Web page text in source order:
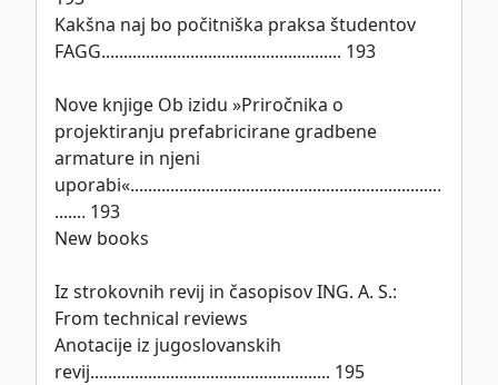
Kakšna naj bo počitniška praksa študentov
FAGG...................................................... 193
Nove knjige Ob izidu »Priročnika o
projektiranju prefabricirane gradbene
armature in njeni
uporabi«......................................................................
....... 193
New books
Iz strokovnih revij in časopisov ING. A. S.:
From technical reviews
Anotacije iz jugoslovanskih
revij...................................................... 195